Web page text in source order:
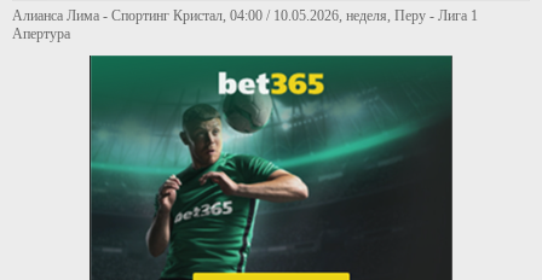
Алианса Лима - Спортинг Кристал, 04:00 / 10.05.2026, неделя, Перу - Лига 1
Апертура